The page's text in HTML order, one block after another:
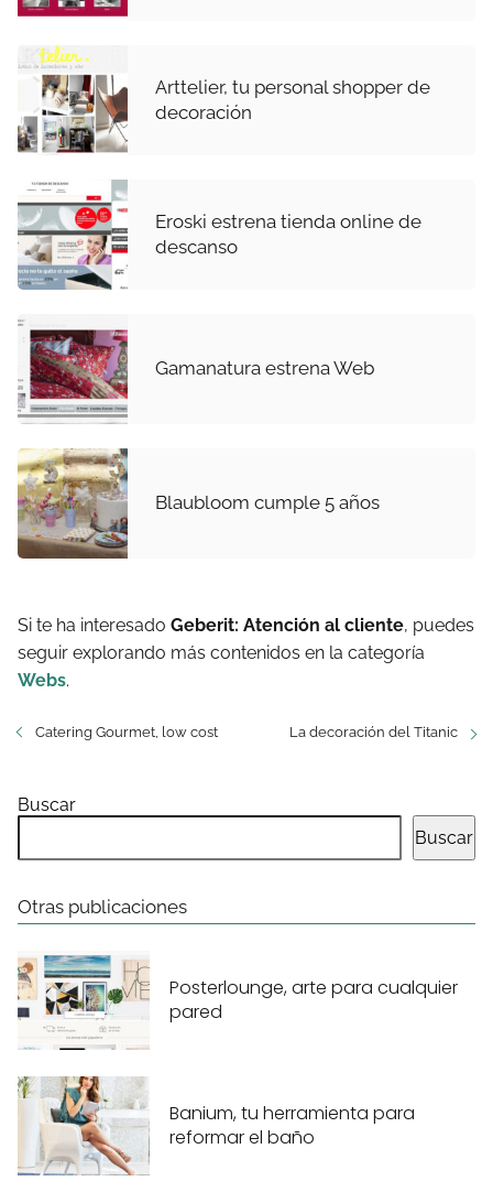
Arttelier, tu personal shopper de
decoración
Eroski estrena tienda online de
descanso
Gamanatura estrena Web
Blaubloom cumple 5 años
Si te ha interesado Geberit: Atención al cliente, puedes
seguir explorando más contenidos en la categoría
Webs.
Catering Gourmet, low cost La decoración del Titanic
Buscar
Buscar
Otras publicaciones
Posterlounge, arte para cualquier
pared
Banium, tu herramienta para
reformar el baño